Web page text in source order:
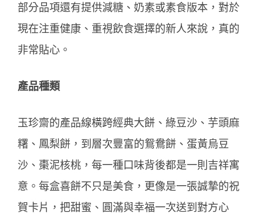
部分品項還有提供減糖、奶素或素食版本，對於
現在注重健康、重視飲食選擇的新人來說，真的
非常貼心。
產品種類
玉珍齋的產品線橫跨經典大餅、綠豆沙、芋頭麻
糬、鳳梨餅，到層次豐富的鴛鴦餅、蛋黃烏豆
沙、棗泥核桃，每一種口味背後都是一則吉祥寓
意。每盒喜餅不只是美食，更像是一張誠摯的祝
賀卡片，把甜蜜、圓滿與幸福一次送到對方心